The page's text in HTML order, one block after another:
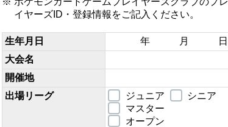
イヤーズID・登録情報をご記入ください。
生年月日
年 月 日
大会名
開催地
出場リーグ
ジュニア
シニア
マスター
オープン